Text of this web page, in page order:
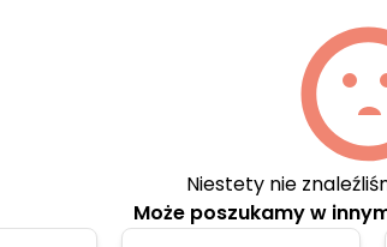
Niestety nie
Może poszukamy w